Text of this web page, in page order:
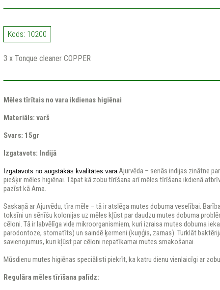
Kods: 10200
3 x Tonque cleaner COPPER
Mēles tīrītais no vara ikdienas higiēnai
Materiāls: varš
Svars: 15gr
Izgatavots: Indijā
Izgatavots no augstākās kvalitātes varaAjurvēda – senās indijas zinātne
piešķir mēles higiēnai. Tāpat kā zobu tīrīšana arī mēles tīrīšana ikdienā
pazīst kā Ama.
Saskaņā ar Ajurvēdu, tīra mēle – tā ir atslēga mutes dobuma veselībai.
toksīni un sēnīšu kolonijas uz mēles kļūst par daudzu mutes dobuma
cēloni. Tā ir labvēlīga vide mikroorganismiem, kuri izraisa mutes dobuma
parodontoze, stomatīts) un saindē ķermeni (kuņģis, zarnas). Turklāt
savienojumus, kuri kļūst par cēloni nepatīkamai mutes smakošanai.
Mūsdienu mutes higiēnas speciālisti piekrīt, ka katru dienu vienlaicīgi ar
Regulāra mēles tīrīšana palīdz: